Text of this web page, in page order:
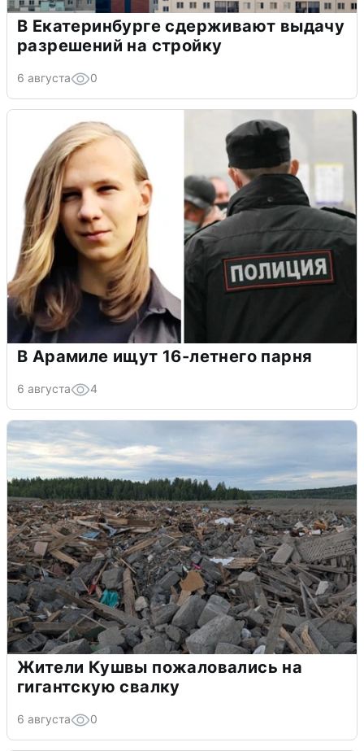
В Екатеринбурге сдерживают выдачу
разрешений на стройку
6 августа 0
В Арамиле ищут 16-летнего парня
6 августа 4
Жители Кушвы пожаловались на
гигантскую свалку
6 августа 0